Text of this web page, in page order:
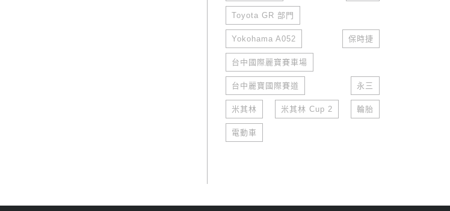
Toyota GR 部門
Yokohama A052 保時捷
台中國際麗寶賽車場
台中麗寶國際賽道 永三
米其林 米其林 Cup 2 輪胎
電動車